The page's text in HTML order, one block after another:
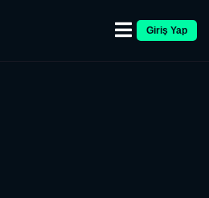
Giriş Yap